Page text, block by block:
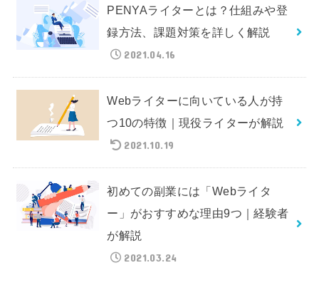
PENYAライターとは？仕組みや登
録方法、課題対策を詳しく解説
2021.04.16
Webライターに向いている人が持
つ10の特徴｜現役ライターが解説
2021.10.19
初めての副業には「Webライタ
ー」がおすすめな理由9つ｜経験者
が解説
2021.03.24